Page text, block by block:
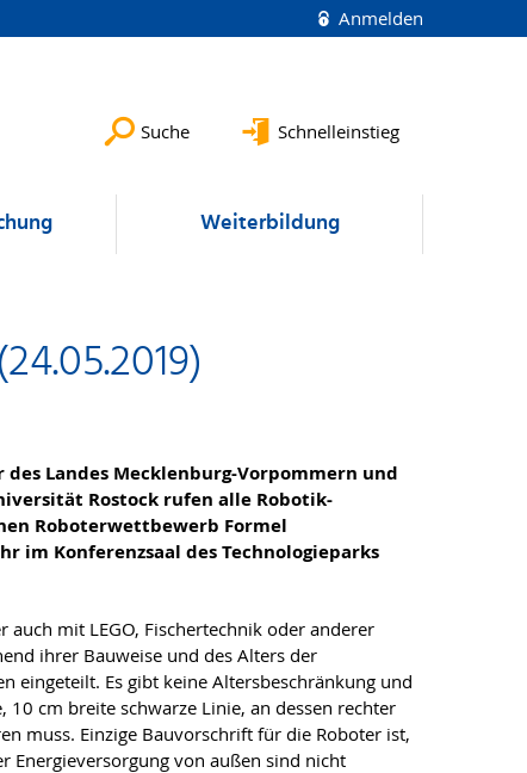
Anmelden
Suche Schnelleinstieg
Weiterbildung
Landes Mecklenburg-Vorpommern und
Rostock rufen alle Robotik-
Roboterwettbewerb Formel
im Konferenzsaal des Technologieparks
mit LEGO, Fischertechnik oder anderer
ihrer Bauweise und des Alters der
eingeteilt. Es gibt keine Altersbeschränkung und
cm breite schwarze Linie, an dessen rechter
muss. Einzige Bauvorschrift für die Roboter ist,
Energieversorgung von außen sind nicht